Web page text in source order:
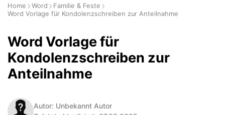
Home Word
Familie & Feste
Word Vorlage für Kondolenzschreiben zur Anteilnahme
Word Vorlage für
Kondolenzschreiben zur
Anteilnahme
Autor: Unbekannt Autor